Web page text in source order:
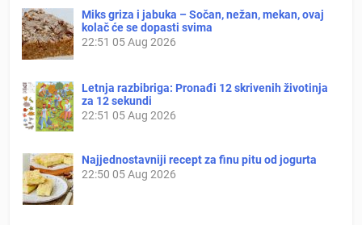
Miks griza i jabuka – Sočan, nežan, mekan, ovaj
kolač će se dopasti svima
22:51 05 Aug 2026
Letnja razbibriga: Pronađi 12 skrivenih životinja
za 12 sekundi
22:51 05 Aug 2026
Najjednostavniji recept za finu pitu od jogurta
22:50 05 Aug 2026